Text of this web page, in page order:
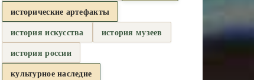
исторические артефакты
история искусства
история музеев
история россии
культурное наследие